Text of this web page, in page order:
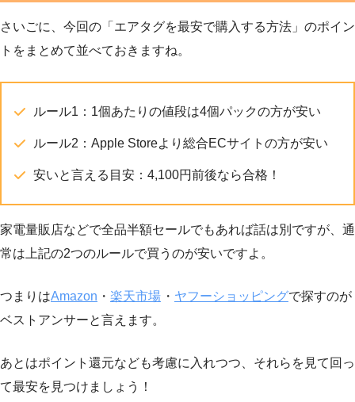
さいごに、今回の「エアタグを最安で購入する方法」のポイン
トをまとめて並べておきますね。
ルール1：1個あたりの値段は4個パックの方が安い
ルール2：Apple Storeより総合ECサイトの方が安い
安いと言える目安：4,100円前後なら合格！
家電量販店などで全品半額セールでもあれば話は別ですが、通
常は上記の2つのルールで買うのが安いですよ。
つまりはAmazon ・ 楽天市場 ・ ヤフーショッピングで探すのが
ベストアンサーと言えます。
あとはポイント還元なども考慮に入れつつ、それらを見て回っ
て最安を見つけましょう！